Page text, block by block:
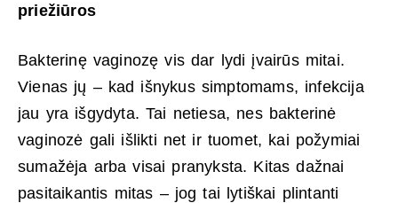
priežiūros
Bakterinę vaginozę vis dar lydi įvairūs mitai.
Vienas jų – kad išnykus simptomams, infekcija
jau yra išgydyta. Tai netiesa, nes bakterinė
vaginozė gali išlikti net ir tuomet, kai požymiai
sumažėja arba visai pranyksta. Kitas dažnai
pasitaikantis mitas – jog tai lytiškai plintanti